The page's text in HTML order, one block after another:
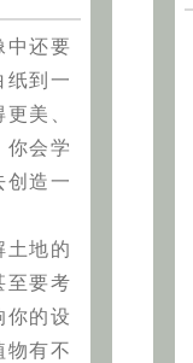
中还要
纸到一
美、
你会学
创造一
土地的
至要考
你的设
物有不